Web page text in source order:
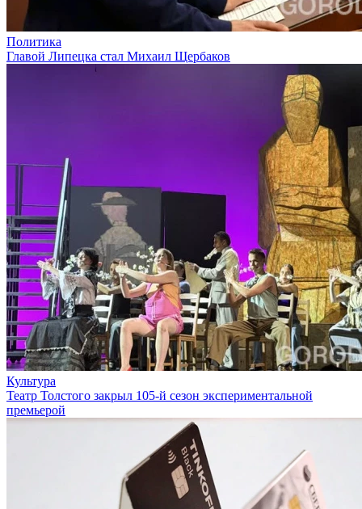
Политика
Главой Липецка стал Михаил Щербаков
Культура
Театр Толстого закрыл 105-й сезон экспериментальной
премьерой